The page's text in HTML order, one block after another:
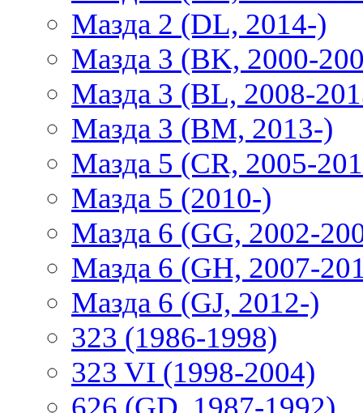
Мазда 2 (DL, 2014-)
Мазда 3 (BK, 2000-
Мазда 3 (BL, 2008-
Мазда 3 (BM, 2013-)
Мазда 5 (CR, 2005-
Мазда 5 (2010-)
Мазда 6 (GG, 2002-
Мазда 6 (GH, 2007-
Мазда 6 (GJ, 2012-)
323 (1986-1998)
323 VI (1998-2004)